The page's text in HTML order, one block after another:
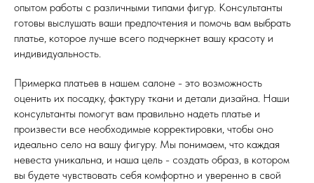
опытом работы с различными типами фигур. Консультанты
готовы выслушать ваши предпочтения и помочь вам выбрать
платье, которое лучше всего подчеркнет вашу красоту и
индивидуальность.
Примерка платьев в нашем салоне - это возможность
оценить их посадку, фактуру ткани и детали дизайна. Наши
консультанты помогут вам правильно надеть платье и
произвести все необходимые корректировки, чтобы оно
идеально село на вашу фигуру. Мы понимаем, что каждая
невеста уникальна, и наша цель - создать образ, в котором
вы будете чувствовать себя комфортно и уверенно в свой